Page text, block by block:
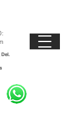
Del.